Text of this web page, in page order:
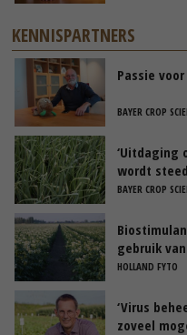
KENNISPARTNERS
Passie
BAYER CROP
‘Uitdaging
wordt
BAYER CROP
gebruik
HOLLAND FYTO
‘Virus
zoveel